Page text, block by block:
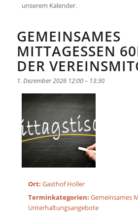
unserem Kalender.
GEMEINSAMES
MITTAGESSEN
DER
1. Dezember 2026 12:00– 13:30
Ort: Gasthof Holler
Terminkategorien: Gemeinsames
Unterhaltungsangebote